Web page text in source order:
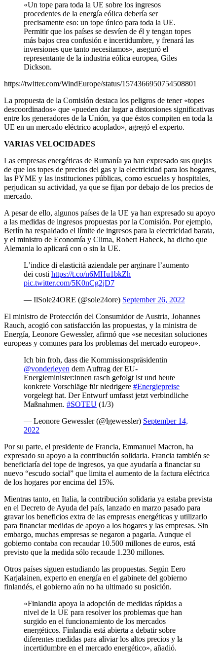
«Un tope para toda la UE sobre los ingresos
procedentes de la energía eólica debería ser
precisamente eso: un tope único para toda la UE.
Permitir que los países se desvíen de él y tengan topes
más bajos crea confusión e incertidumbre, y frenará las
inversiones que tanto necesitamos», aseguró el
representante de la industria eólica europea, Giles
Dickson.
https://twitter.com/WindEurope/status/1574366950754508801
La propuesta de la Comisión destaca los peligros de tener «topes
descoordinados» que «pueden dar lugar a distorsiones significativas
entre los generadores de la Unión, ya que éstos compiten en toda la
UE en un mercado eléctrico acoplado», agregó el experto.
VARIAS VELOCIDADES
Las empresas energéticas de Rumanía ya han expresado sus quejas
de que los topes de precios del gas y la electricidad para los hogares,
las PYME y las instituciones públicas, como escuelas y hospitales,
perjudican su actividad, ya que se fijan por debajo de los precios de
mercado.
A pesar de ello, algunos países de la UE ya han expresado su apoyo
a las medidas de ingresos propuestas por la Comisión. Por ejemplo,
Berlín ha respaldado el límite de ingresos para la electricidad barata,
y el ministro de Economía y Clima, Robert Habeck, ha dicho que
Alemania lo aplicará con o sin la UE.
L’indice di elasticità aziendale per arginare l’aumento
dei costi https://t.co/n6MHu1bkZh
pic.twitter.com/5K0nCg2jD7
— IlSole24ORE (@sole24ore) September 26, 2022
El ministro de Protección del Consumidor de Austria, Johannes
Rauch, acogió con satisfacción las propuestas, y la ministra de
Energía, Leonore Gewessler, afirmó que «se necesitan soluciones
europeas y comunes para los problemas del mercado europeo».
Ich bin froh, dass die Kommissionspräsidentin
@vonderleyen dem Auftrag der EU-
Energieminister:innen rasch gefolgt ist und heute
konkrete Vorschläge für niedrigere #Energiepreise
vorgelegt hat. Der Entwurf umfasst jetzt verbindliche
Maßnahmen. #SOTEU (1/3)
— Leonore Gewessler (@lgewessler) September 14,
2022
Por su parte, el presidente de Francia, Emmanuel Macron, ha
expresado su apoyo a la contribución solidaria. Francia también se
beneficiaría del tope de ingresos, ya que ayudaría a financiar su
nuevo “escudo social” que limita el aumento de la factura eléctrica
de los hogares por encima del 15%.
Mientras tanto, en Italia, la contribución solidaria ya estaba prevista
en el Decreto de Ayuda del país, lanzado en marzo pasado para
gravar los beneficios extra de las empresas energéticas y utilizarlo
para financiar medidas de apoyo a los hogares y las empresas. Sin
embargo, muchas empresas se negaron a pagarla. Aunque el
gobierno contaba con recaudar 10.500 millones de euros, está
previsto que la medida sólo recaude 1.230 millones.
Otros países siguen estudiando las propuestas. Según Eero
Karjalainen, experto en energía en el gabinete del gobierno
finlandés, el gobierno aún no ha ultimado su posición.
«Finlandia apoya la adopción de medidas rápidas a
nivel de la UE para resolver los problemas que han
surgido en el funcionamiento de los mercados
energéticos. Finlandia está abierta a debatir sobre
diferentes medidas para aliviar los altos precios y la
incertidumbre en el mercado energético», añadió.